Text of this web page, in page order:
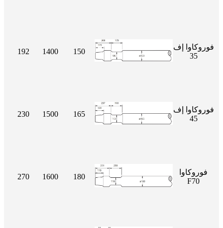
فوروكاوا إف
35
150
1400
192
فوروكاوا إف
45
165
1500
230
فوروكاوا
F70
180
1600
270